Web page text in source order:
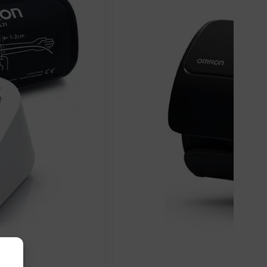
srčanog ritma, ali ne zamjenjuje liječničku dijagnozu.
pratili trend. Ako često imate povišene ili vrlo niske vrijednosti,